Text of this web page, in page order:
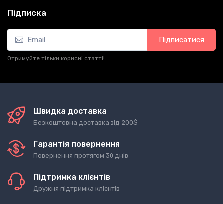
Підписка
Підписатися
Отримуйте тільки корисні статті!
Швидка доставка
Безкоштовна доставка від 200$
Гарантія повернення
Повернення протягом 30 днів
Підтримка клієнтів
Дружня підтримка клієнтів